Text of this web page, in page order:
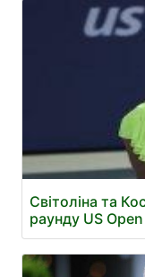
Світоліна та
раунду US Open